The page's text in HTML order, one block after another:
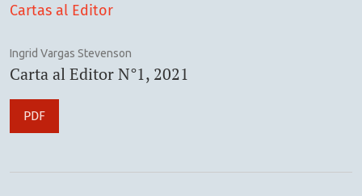
Cartas al Editor
Ingrid Vargas Stevenson
Carta al Editor N°1, 2021
PDF